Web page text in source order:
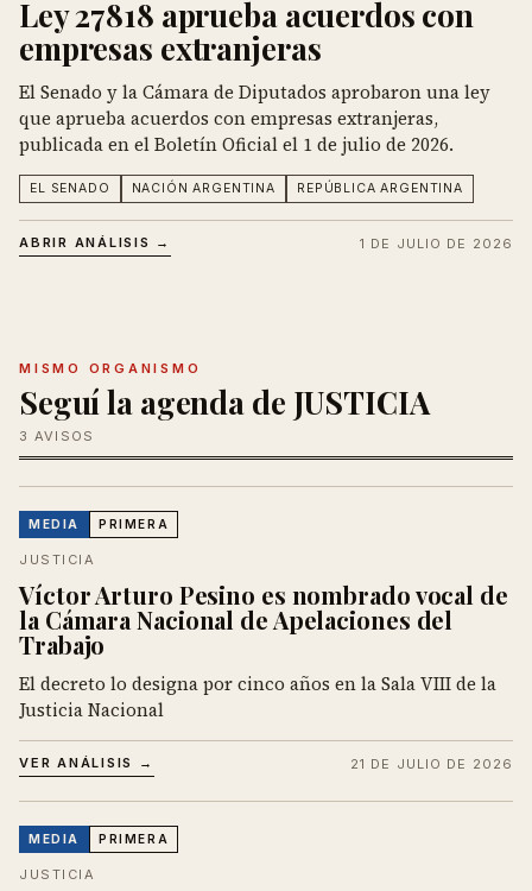
Ley 27818 aprueba acuerdos con
empresas extranjeras
El Senado y la Cámara de Diputados aprobaron una ley
que aprueba acuerdos con empresas extranjeras,
publicada en el Boletín Oficial el 1 de julio de 2026.
EL SENADO NACIÓN ARGENTINA REPÚBLICA ARGENTINA
ABRIR ANÁLISIS → 1 DE JULIO DE 2026
MISMO ORGANISMO
Seguí la agenda de JUSTICIA
3 AVISOS
MEDIA PRIMERA
JUSTICIA
Víctor Arturo Pesino es nombrado vocal de
la Cámara Nacional de Apelaciones del
Trabajo
El decreto lo designa por cinco años en la Sala VIII de la
Justicia Nacional
VER ANÁLISIS → 21 DE JULIO DE 2026
MEDIA PRIMERA
JUSTICIA